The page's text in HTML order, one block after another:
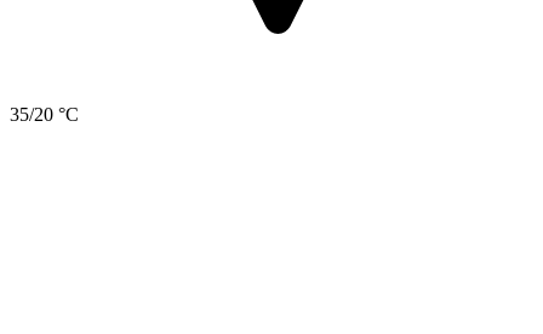
35/20 °C